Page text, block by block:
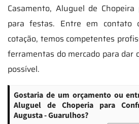
Casamento, Aluguel de
para festas. Entre em contato
cotação, temos competentes
ferramentas do mercado para dar
possível.
Gostaria de um orçamento ou
Aluguel de Choperia para
Augusta - Guarulhos?